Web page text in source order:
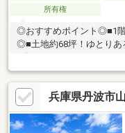
所有権
◎おすすめポイント◎■1階
◎■土地約68坪！ゆとりあ
な立地♪◎物件の周辺環境
校：徒歩約14分■フレッ
市役所本庁舎：徒歩約10
ご見学もご相談ください♪
おります！『お家探し』
兵庫県丹波市